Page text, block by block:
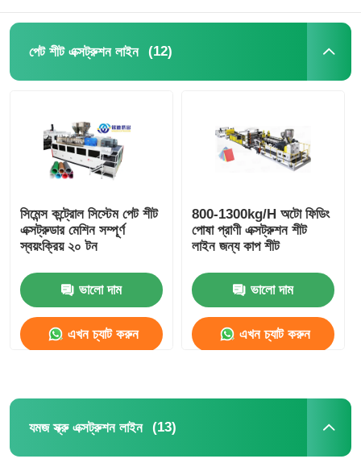
পেট শীট এক্সট্রুশন লাইন (12)
সিমেন্স কন্ট্রোল সিস্টেম পেট শীট
এক্সট্রুডার মেশিন সম্পূর্ণ
স্বয়ংক্রিয় ২০ টন
ভালো দাম
এখন চ্যাট করুন
800-1300kg/H অটো ফিডিং
পোষা প্রাণী এক্সট্রুশন শীট
লাইন জন্য কাপ শীট
ভালো দাম
এখন চ্যাট করুন
যমজ স্ক্রু এক্সট্রুশন লাইন (13)